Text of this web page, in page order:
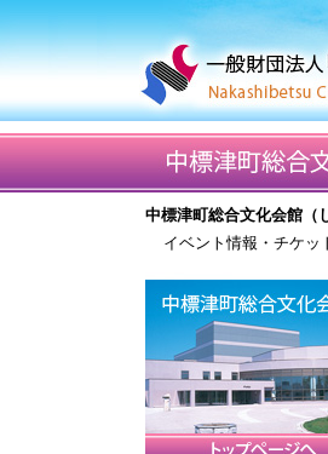
中標津町総合文化会館
イベント情報・チケッ